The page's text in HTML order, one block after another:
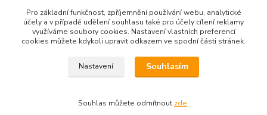
704691325
info@rostliny-prozdravi.cz
Pro základní funkčnost, zpříjemnění používání webu, analytické
účely a v případě udělení souhlasu také pro účely cílení reklamy
využíváme soubory cookies. Nastavení vlastních preferencí
cookies můžete kdykoli upravit odkazem ve spodní části stránek.
Nastavení Souhlasím
Souhlas můžete odmítnout zde.